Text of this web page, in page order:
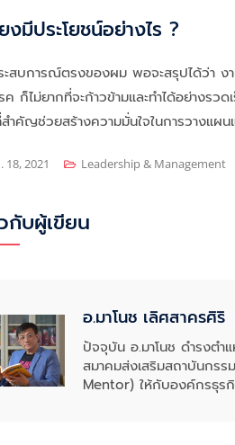
งมีประโยชน์อย่างไร ?
ะสบการณ์ตรงของผม พอจะสรุปได้ว่า ง
ก็ไม่ยากที่จะก้าวข้ามและทำได้อย่างร
ำคัญช่วยสร้างความมั่นใจในการวางแผน
18, 2021 Leadership & Management
กับผู้เขียน
อ.มาโนช เลิศสาครศิริ
ปัจจุบัน อ.มาโนช ดำรงตำ
สมาคมส่งเสริมสถาบันกร
Mentor) ให้กับองค์กรธุรกิ